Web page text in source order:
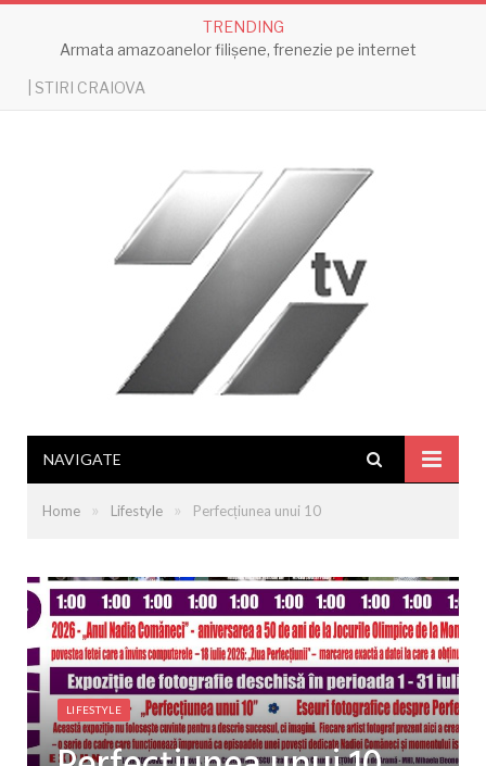
TRENDING
Armata amazoanelor filișene, frenezie pe internet
| STIRI CRAIOVA
NAVIGATE
Home » Lifestyle » Perfecțiunea unui 10
LIFESTYLE